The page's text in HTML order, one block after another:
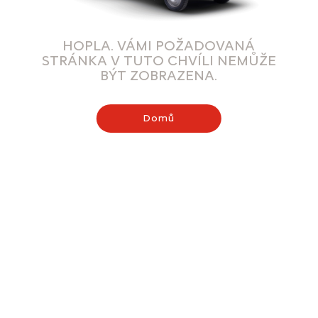
HOPLA. VÁMI POŽADOVANÁ
STRÁNKA V TUTO CHVÍLI NEMŮŽE
BÝT ZOBRAZENA.
Domů